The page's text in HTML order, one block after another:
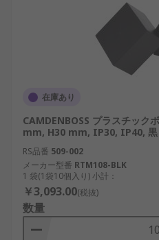
在庫あり
CAMDENBOSS プラスチック
mm, H30 mm, IP30, IP40, 黒
RS品番 509-002
メーカー型番 RTM108-BLK
1 袋(1袋10個入り) 小計：
￥3,093.00(税抜)
数量